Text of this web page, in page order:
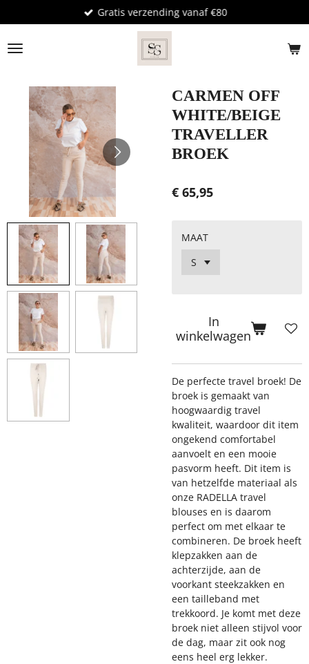
direct
naar
de
Gratis verzending vanaf €80
CARMEN OFF
WHITE/BEIGE
TRAVELLER
BROEK
€ 65,95
MAAT
In
winkelwagen
De perfecte travel broek! De
broek is gemaakt van
hoogwaardig travel
kwaliteit, waardoor dit item
ongekend comfortabel
aanvoelt en een mooie
pasvorm heeft. Dit item is
van hetzelfde materiaal als
onze RADELLA travel
blouses en is daarom
perfect om met elkaar te
combineren. De broek heeft
klepzakken aan de
achterzijde, aan de
voorkant steekzakken en
een tailleband met
trekkoord. Je komt met deze
broek niet alleen stijvol voor
de dag, maar zit ook nog
eens heel erg lekker.